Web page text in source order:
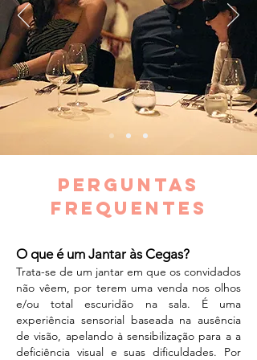
Perguntas
Frequentes
O que é um Jantar às Cegas?
Trata-se de um jantar em que os convidados
não vêem, por terem uma venda nos olhos
e/ou total escuridão na sala. É uma
experiência sensorial baseada na ausência
de visão, apelando à sensibilização para a a
deficiência visual e suas dificuldades. Por